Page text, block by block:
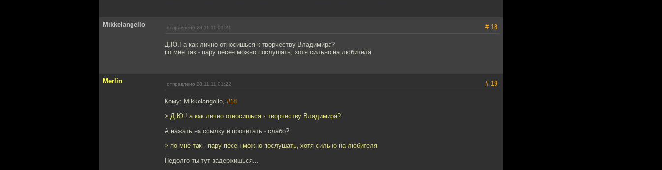
Mikkelangello отправлено 28.11.11 01:21 # 18
Д.Ю.! а как лично относишься к творчеству Владимира?
по мне так - пару песен можно послушать, хотя сильно на любителя
Merlin отправлено 28.11.11 01:22 # 19
Кому: Mikkelangello, #18
> Д.Ю.! а как лично относишься к творчеству Владимира?
А нажать на ссылку и прочитать - слабо?
> по мне так - пару песен можно послушать, хотя сильно на любителя
Недолго ты тут задержишься...